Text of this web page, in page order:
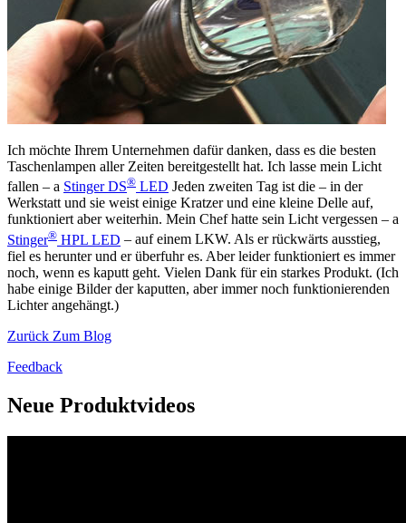
Ich möchte Ihrem Unternehmen dafür danken, dass es die besten
Taschenlampen aller Zeiten bereitgestellt hat. Ich lasse mein Licht
fallen – a Stinger DS® LED Jeden zweiten Tag ist die – in der
Werkstatt und sie weist einige Kratzer und eine kleine Delle auf,
funktioniert aber weiterhin. Mein Chef hatte sein Licht vergessen – a
Stinger® HPL LED – auf einem LKW. Als er rückwärts ausstieg,
fiel es herunter und er überfuhr es. Aber leider funktioniert es immer
noch, wenn es kaputt geht. Vielen Dank für ein starkes Produkt. (Ich
habe einige Bilder der kaputten, aber immer noch funktionierenden
Lichter angehängt.)
Zurück Zum Blog
Feedback
Neue Produktvideos